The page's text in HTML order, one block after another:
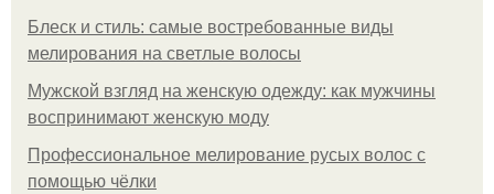
Блеск и стиль: самые востребованные виды
мелирования на светлые волосы
Мужской взгляд на женскую одежду: как мужчины
воспринимают женскую моду
Профессиональное мелирование русых волос с
помощью чёлки